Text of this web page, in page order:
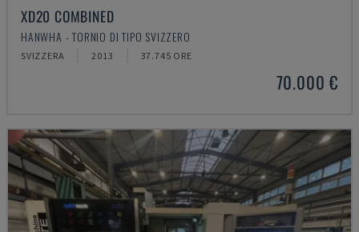
XD20 COMBINED
HANWHA - TORNIO DI TIPO SVIZZERO
SVIZZERA 2013 37.745 ORE
70.000 €